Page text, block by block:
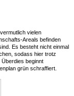
vielen
Areals befinden
Es besteht nicht einmal
sodass hier trotz
beginnt
grün schraffiert.